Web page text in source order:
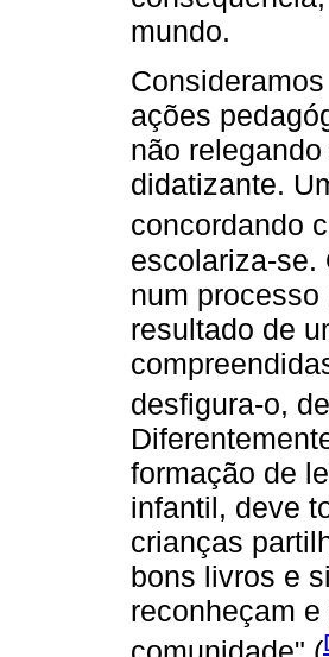
mundo.
ações
não
didatizante.
concordando
escolariza-se.
num
resultado de
desfigura-o,
formação de
infantil, deve
crianças
bons livros e
reconheçam